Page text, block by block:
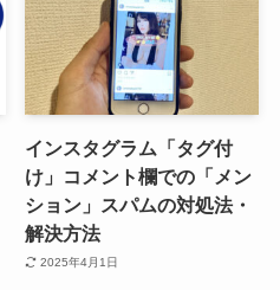
インスタグラム「タグ付
け」コメント欄での「メン
ション」スパムの対処法・
解決方法
2025年4月1日